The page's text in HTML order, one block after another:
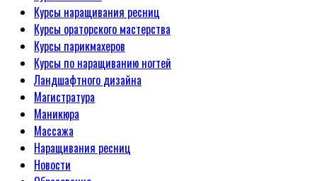
Курсы наращивания ресниц
Курсы ораторского мастерства
Курсы парикмахеров
Курсы по наращиванию ногтей
Ландшафтного дизайна
Магистратура
Маникюра
Массажа
Наращивания ресниц
Новости